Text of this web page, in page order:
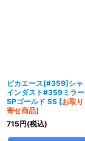
ピカエース[#359]シャ
インダスト#359ミラー
SPゴールド SS [お取り
寄せ商品]
715円(税込)